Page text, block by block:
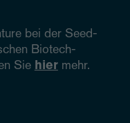
bei der Seed-
Biotech-
Sie hiermehr.